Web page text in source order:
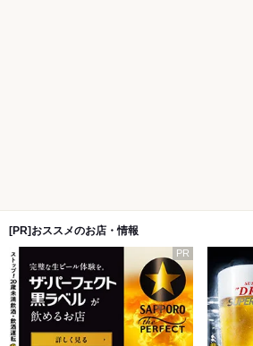
[PR]おススメのお店・情報
PR